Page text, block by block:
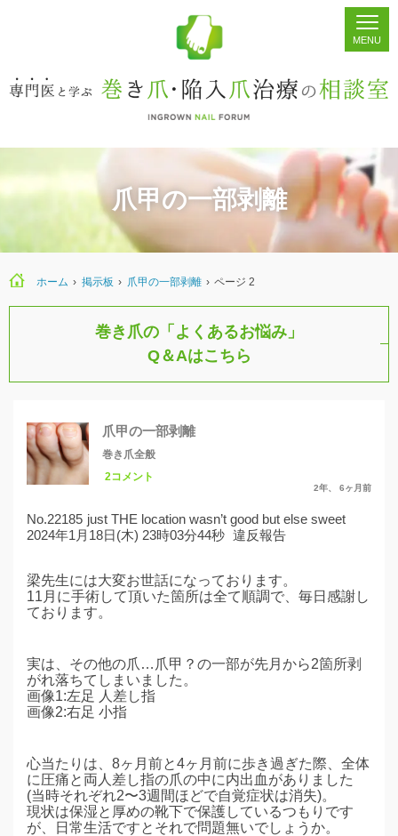
シェア 掲示板 検索
爪甲の一部剥離
ホーム › › 爪甲の一部剥離 › ページ 2
巻き爪の「よくあるお悩み」
Q＆Aはこちら
爪甲の一部剥離
巻き爪全般
2コメント
2年、 6ヶ月前
No.22185 just THE location wasn’t good but else sweet
2024年1月18日(木) 23時03分44秒 違反報告
梁先生には大変お世話になっております。
11月に手術して頂いた箇所は全て順調で、毎日感謝し
ております。
実は、その他の爪…爪甲？の一部が先月から2箇所剥
がれ落ちてしまいました。
画像1:左足 人差し指
画像2:右足 小指
心当たりは、8ヶ月前と4ヶ月前に歩き過ぎた際、全体
に圧痛と両人差し指の爪の中に内出血がありました
(当時それぞれ2〜3週間ほどで自覚症状は消失)。
現状は保湿と厚めの靴下で保護しているつもりです
が、日常生活ですとそれで問題無いでしょうか。